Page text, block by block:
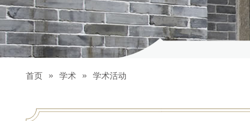
首页 » 学术 » 学术活动